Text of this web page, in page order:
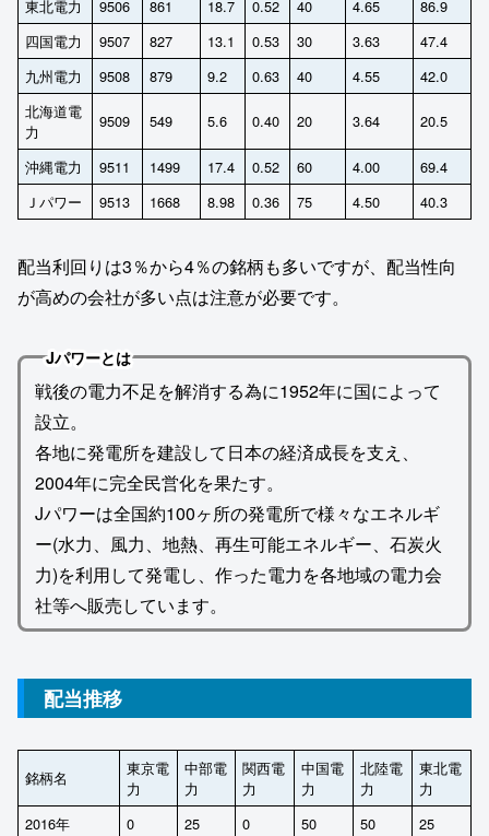
東北電力
9506 861 18.7 0.52 40 4.65
86.9
四国電力
9507 827 13.1 0.53 30 3.63
47.4
九州電力
9508 879 9.2 0.63 40 4.55
42.0
北海道電
力
9509 549 5.6 0.40 20 3.64 20.5
沖縄電力 9511 1499 17.4 0.52 60 4.00
69.4
Ｊパワー
9513 1668 8.98 0.36 75 4.50 40.3
配当利回りは3％から4％の銘柄も多いですが、配当性向
が高めの会社が多い点は注意が必要です。
Jパワーとは
戦後の電力不足を解消する為に1952年に国によって
設立。
各地に発電所を建設して日本の経済成長を支え、
2004年に完全民営化を果たす。
Jパワーは全国約100ヶ所の発電所で様々なエネルギ
ー(水力、風力、地熱、再生可能エネルギー、石炭火
力)を利用して発電し、作った電力を各地域の電力会
社等へ販売しています。
配当推移
銘柄名
東京電
力
中部電
力
関西電
力
中国電
力
北陸電
力
東北電
力
2016年
0 25 0 50 50
25